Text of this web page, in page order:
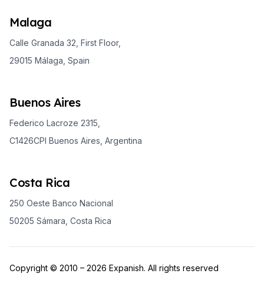
Malaga
Calle Granada 32, First Floor,
29015 Málaga, Spain
Buenos Aires
Federico Lacroze 2315,
C1426CPI Buenos Aires, Argentina
Costa Rica
250 Oeste Banco Nacional
50205 Sámara, Costa Rica
Copyright © 2010 – 2026 Expanish. All rights reserved